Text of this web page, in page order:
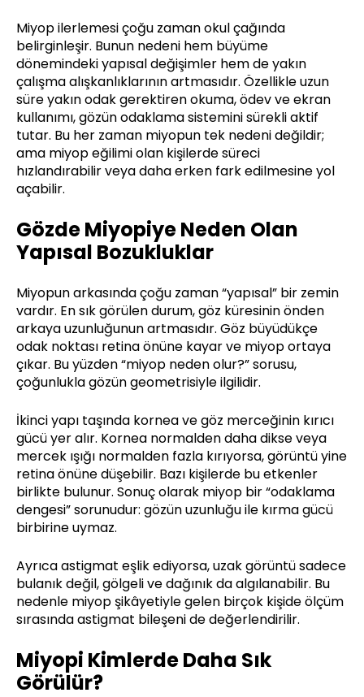
Miyop ilerlemesi çoğu zaman okul çağında
belirginleşir. Bunun nedeni hem büyüme
dönemindeki yapısal değişimler hem de yakın
çalışma alışkanlıklarının artmasıdır. Özellikle uzun
süre yakın odak gerektiren okuma, ödev ve ekran
kullanımı, gözün odaklama sistemini sürekli aktif
tutar. Bu her zaman miyopun tek nedeni değildir;
ama miyop eğilimi olan kişilerde süreci
hızlandırabilir veya daha erken fark edilmesine yol
açabilir.
Gözde Miyopiye Neden Olan
Yapısal Bozukluklar
Miyopun arkasında çoğu zaman “yapısal” bir zemin
vardır. En sık görülen durum, göz küresinin önden
arkaya uzunluğunun artmasıdır. Göz büyüdükçe
odak noktası retina önüne kayar ve miyop ortaya
çıkar. Bu yüzden “miyop neden olur?” sorusu,
çoğunlukla gözün geometrisiyle ilgilidir.
İkinci yapı taşında kornea ve göz merceğinin kırıcı
gücü yer alır. Kornea normalden daha dikse veya
mercek ışığı normalden fazla kırıyorsa, görüntü yine
retina önüne düşebilir. Bazı kişilerde bu etkenler
birlikte bulunur. Sonuç olarak miyop bir “odaklama
dengesi” sorunudur: gözün uzunluğu ile kırma gücü
birbirine uymaz.
Ayrıca astigmat eşlik ediyorsa, uzak görüntü sadece
bulanık değil, gölgeli ve dağınık da algılanabilir. Bu
nedenle miyop şikâyetiyle gelen birçok kişide ölçüm
sırasında astigmat bileşeni de değerlendirilir.
Miyopi Kimlerde Daha Sık
Görülür?